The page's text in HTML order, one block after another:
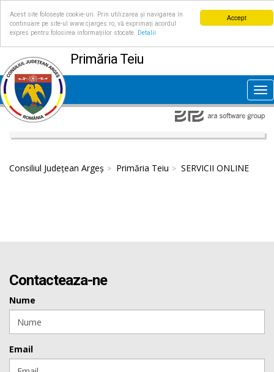
Accept
Acest site folosește cookie-uri. Prin utilizarea și navigarea în
continuare pe site-ul www.cjarges.ro, vă exprimați acordul
expres pentru folosirea informațiilor stocate.
Detalii
Primăria Teiu
Consiliul Județean Argeș Primăria Teiu SERVICII ONLINE
Contacteaza-ne
Nume
Email